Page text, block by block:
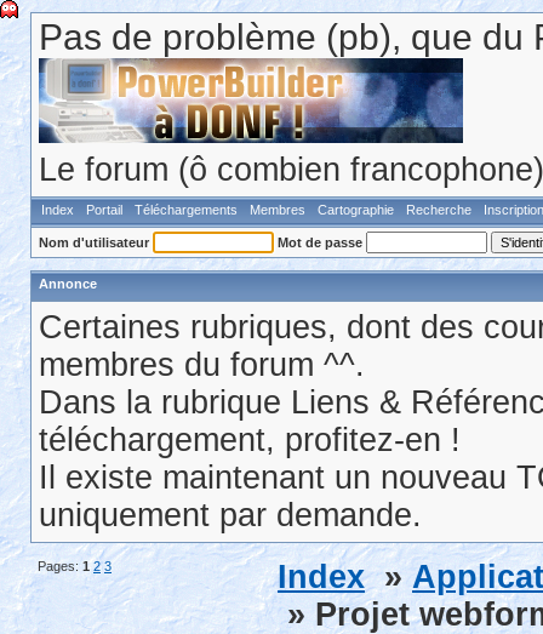
Pas de problème (pb), que du
Le forum (ô combien
Index Portail Téléchargements Membres Cartographie Recherche Inscription
Nom d'utilisateur Mot de passe
Annonce
Certaines rubriques, dont des
membres du forum ^^.
Dans la rubrique Liens &
téléchargement, profitez-en !
Il existe maintenant un nouveau
uniquement par demande.
Pages: 1 2 3 Index »
» Projet